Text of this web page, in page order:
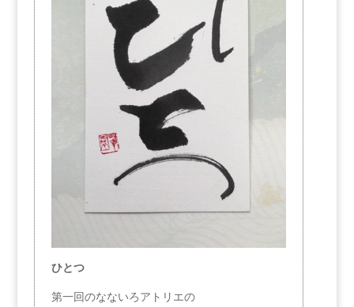
ひとつ
第一回のなないろアトリエの